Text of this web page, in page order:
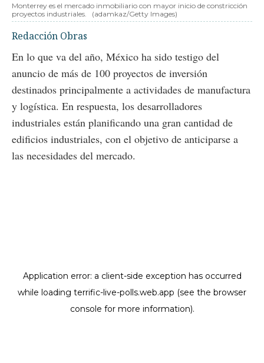
Monterrey es el mercado inmobiliario con mayor inicio de constricción
proyectos industriales.
(adamkaz/Getty Images)
Redacción Obras
En lo que va del año, México ha sido testigo del
anuncio de más de 100 proyectos de inversión
destinados principalmente a actividades de manufactura
y logística. En respuesta, los desarrolladores
industriales están planificando una gran cantidad de
edificios industriales, con el objetivo de anticiparse a
las necesidades del mercado.